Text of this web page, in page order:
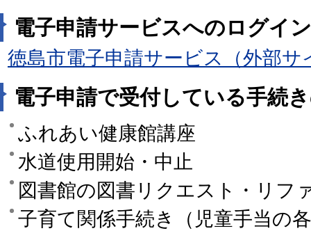
電子申請サービスへのログイン
徳島市電子申請サービス（外部サ
電子申請で受付している手続
ふれあい健康館講座
水道使用開始・中止
図書館の図書リクエスト・リフ
子育て関係手続き（児童手当の